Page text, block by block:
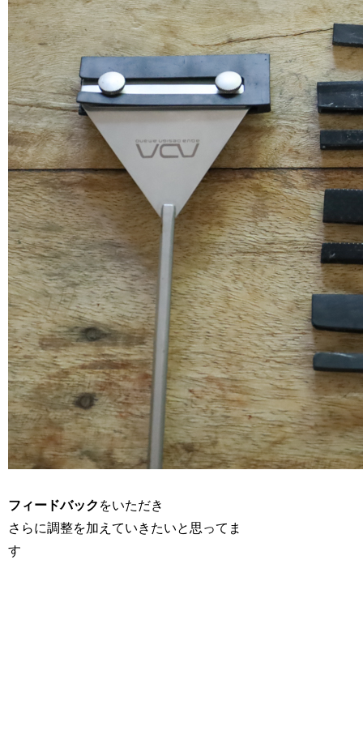
フィードバック をいただき
さらに調整を加えていきたいと思ってま
す